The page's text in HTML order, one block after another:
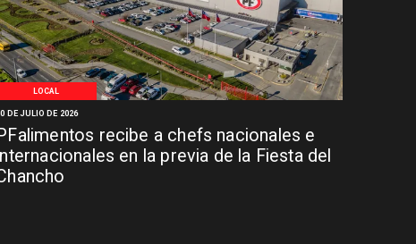
LOCAL
recibe a chefs nacionales e
en la previa de la Fiesta del
DE JULIO DE 2026